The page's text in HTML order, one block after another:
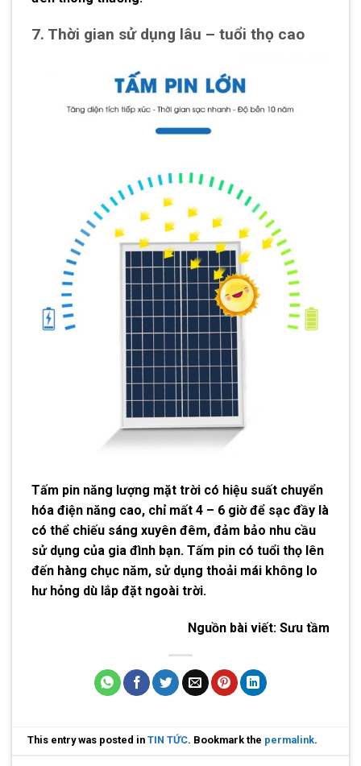
7. Thời gian sử dụng lâu – tuổi thọ cao
Tấm pin năng lượng mặt trời có hiệu suất chuyển
hóa điện năng cao, chỉ mất 4 – 6 giờ để sạc đầy là
có thể chiếu sáng xuyên đêm, đảm bảo nhu cầu
sử dụng của gia đình bạn. Tấm pin có tuổi thọ lên
đến hàng chục năm, sử dụng thoải mái không lo
hư hỏng dù lắp đặt ngoài trời.
Nguồn bài viết: Sưu tầm
This entry was posted inTIN TỨC. Bookmark the permalink.